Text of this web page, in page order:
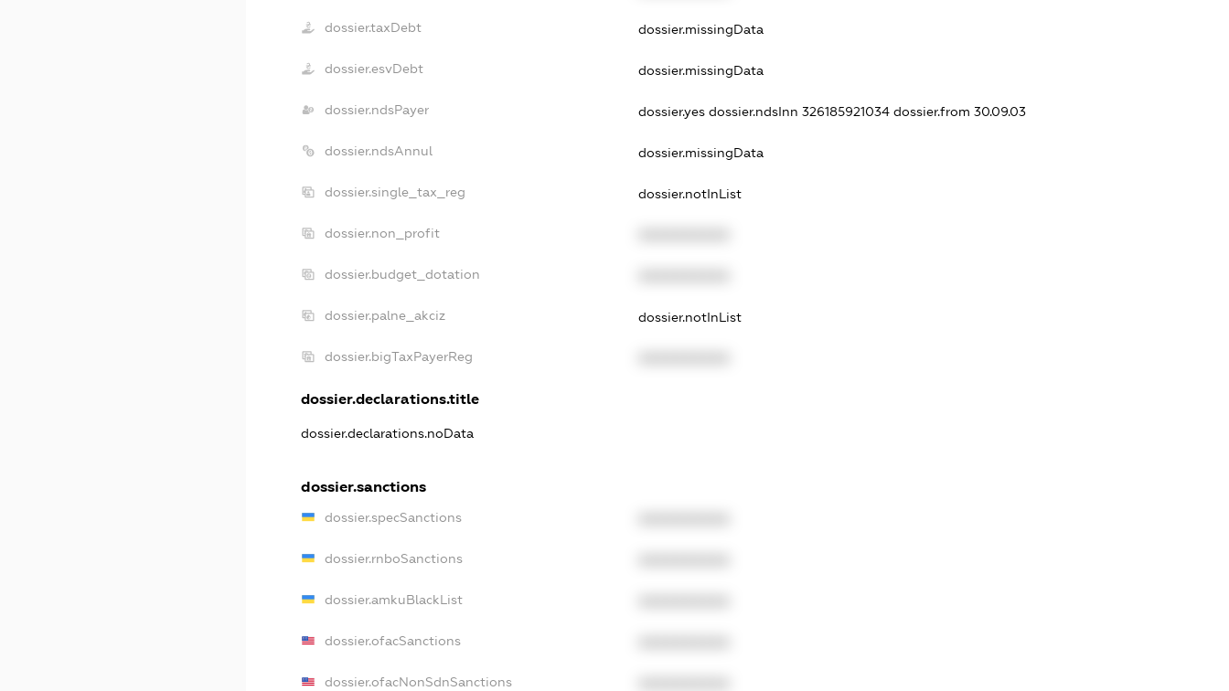
dossier.taxDebt dossier.missingData
dossier.esvDebt dossier.missingData
dossier.ndsPayer dossier.yesdossier.ndsInn 326185921034dossier.from 30.09.03
dossier.ndsAnnul dossier.missingData
dossier.single_tax_reg dossier.notInList
dossier.non_profit
dossier.budget_dotation
dossier.palne_akciz dossier.notInList
dossier.bigTaxPayerReg
dossier.declarations.title
dossier.declarations.noData
dossier.sanctions
dossier.specSanctions
dossier.rnboSanctions
dossier.amkuBlackList
dossier.ofacSanctions
dossier.ofacNonSdnSanctions